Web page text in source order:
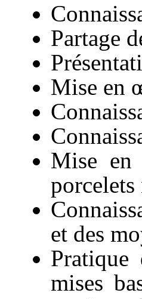
Partage
Mise en
Mise en
porcelets
et des
mises